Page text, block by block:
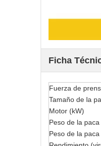
Ficha
Fuerza de
Tamaño de la
Motor (kW)
Peso de la
Peso de la